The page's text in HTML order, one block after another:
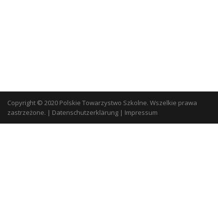
Copyright © 2020 Polskie Towarzystwo Szkolne. Wszelkie prawa
zastrzeżone. | Datenschutzerklärung | Impressum